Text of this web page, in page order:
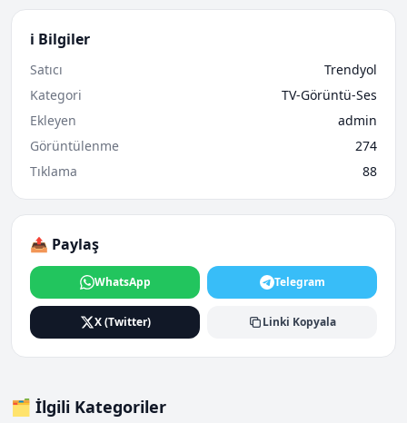
ℹ️ Bilgiler
Satıcı
Trendyol
Kategori
TV-Görüntü-Ses
Ekleyen
admin
Görüntülenme
274
Tıklama
88
📤 Paylaş
WhatsApp Telegram
X (Twitter) Linki Kopyala
🗂️ İlgili Kategoriler